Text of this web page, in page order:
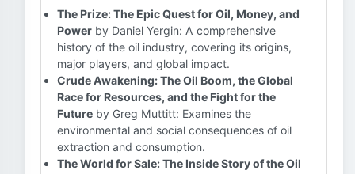
The Prize: The Epic Quest for Oil, Money, and
Power by Daniel Yergin: A comprehensive
history of the oil industry, covering its origins,
major players, and global impact.
Crude Awakening: The Oil Boom, the Global
Race for Resources, and the Fight for the
Future by Greg Muttitt: Examines the
environmental and social consequences of oil
extraction and consumption.
The World for Sale: The Inside Story of the Oil